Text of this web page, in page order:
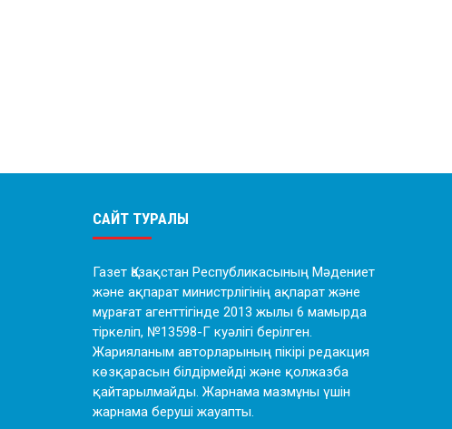
САЙТ ТУРАЛЫ
Газет Қазақстан Республикасының Мәдениет
және ақпарат министрлігінің ақпарат және
мұрағат агенттігінде 2013 жылы 6 мамырда
тіркеліп, №13598-Г куәлігі берілген.
Жарияланым авторларының пікірі редакция
көзқарасын білдірмейді және қолжазба
қайтарылмайды. Жарнама мазмұны үшін
жарнама беруші жауапты.